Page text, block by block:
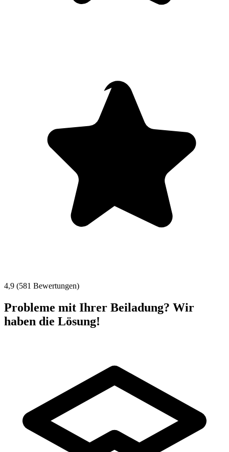
4,9 (581 Bewertungen)
Probleme mit Ihrer Beiladung? Wir
haben die Lösung!